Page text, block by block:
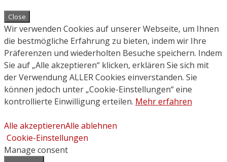
Close
Wir verwenden Cookies auf unserer Webseite, um Ihnen
die bestmögliche Erfahrung zu bieten, indem wir Ihre
Präferenzen und wiederholten Besuche speichern. Indem
Sie auf „Alle akzeptieren“ klicken, erklären Sie sich mit
der Verwendung ALLER Cookies einverstanden. Sie
können jedoch unter „Cookie-Einstellungen“ eine
kontrollierte Einwilligung erteilen. Mehr erfahren
Alle akzeptierenAlle ablehnen
Cookie-Einstellungen
Manage consent